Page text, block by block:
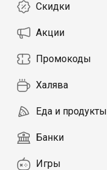
Скидки
Акции
Промокоды
Халява
Еда и продукты
Банки
Игры